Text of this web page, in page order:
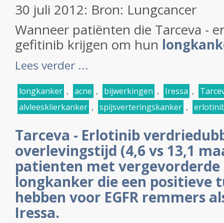
30 juli 2012: Bron: Lungcancer
Wanneer patiënten die Tarceva -
gefitinib krijgen om hun
Lees verder ...
longkanker , acne , bijwerkingen , Iressa ,
alvleesklierkanker , spijsverteringskanker ,
Tarceva - Erlotinib
overlevingstijd (4,6 vs 13,1
patienten met
longkanker die een positieve
hebben voor EGFR remmers
Iressa.